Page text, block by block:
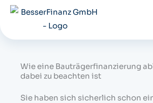
Zum
springen
Wie eine Bauträgerfinanzierung
dabei zu beachten ist
Sie haben sich sicherlich schon